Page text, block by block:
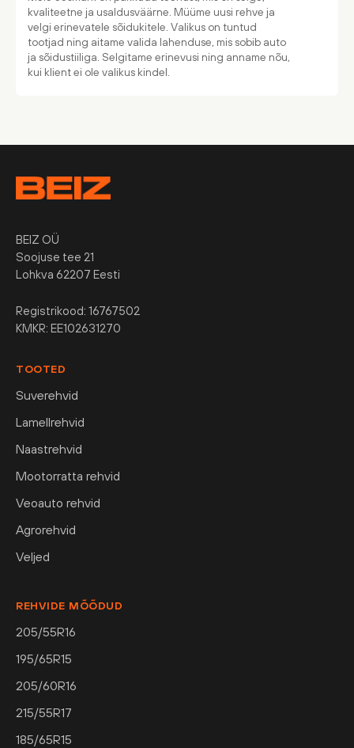
kvaliteetne ja usaldusväärne. Müüme uusi rehve ja
velgi erinevatele sõidukitele. Valikus on tuntud
tootjad ning aitame valida lahenduse, mis sobib auto
ja sõidustiiliga. Selgitame erinevusi ning anname nõu,
kui klient ei ole valikus kindel.
BEIZ OÜ
Soojuse tee 21
Lohkva 62207 Eesti
Registrikood: 16767502
KMKR: EE102631270
TOOTED
Suverehvid
Lamellrehvid
Naastrehvid
Mootorratta rehvid
Veoauto rehvid
Agrorehvid
Veljed
REHVIDE MÕÕDUD
205/55R16
195/65R15
205/60R16
215/55R17
185/65R15